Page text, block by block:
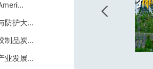
防护大...
制品炭...
业发展...